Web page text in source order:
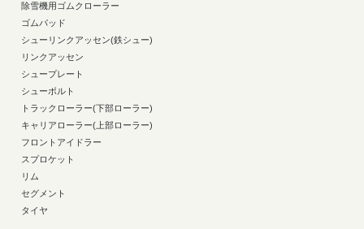
除雪機用ゴムクローラー
ゴムパッド
シューリンクアッセン(鉄シュー)
リンクアッセン
シュープレート
シューボルト
トラックローラー(下部ローラー)
キャリアローラー(上部ローラー)
フロントアイドラー
スプロケット
リム
セグメント
タイヤ